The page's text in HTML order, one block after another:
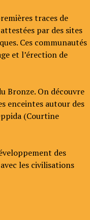
traces de
par des sites
Ces communautés
et l’érection de
Bronze. On découvre
enceintes autour des
(Courtine
des
les civilisations